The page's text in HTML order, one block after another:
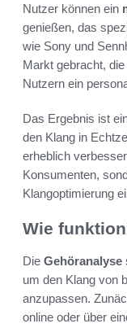
Nutzer können ein
genießen, das
wie Sony und
Markt gebracht,
Nutzern ein
Das Ergebnis ist
den Klang in
erheblich
Konsumenten,
Klangoptimierung
Wie
Die Gehöranalyse
um den Klang von
anzupassen.
online oder über